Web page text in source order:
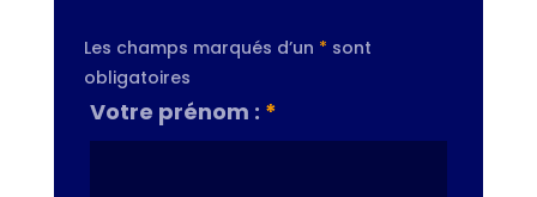
Les champs marqués d’un * sont
obligatoires
Votre prénom : *